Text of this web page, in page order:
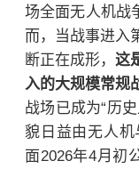
场全面无人机战
而，当战事进入
断正在成形，这
入的大规模常规
战场已成为“历
貌日益由无人
面2026年4月初